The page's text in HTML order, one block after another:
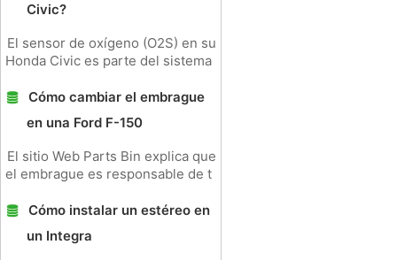
Civic?
El sensor de oxígeno (O2S) en su
Honda Civic es parte del sistema
Cómo cambiar el embrague
en una Ford F-150
El sitio Web Parts Bin explica que
el embrague es responsable de t
Cómo instalar un estéreo en
un Integra